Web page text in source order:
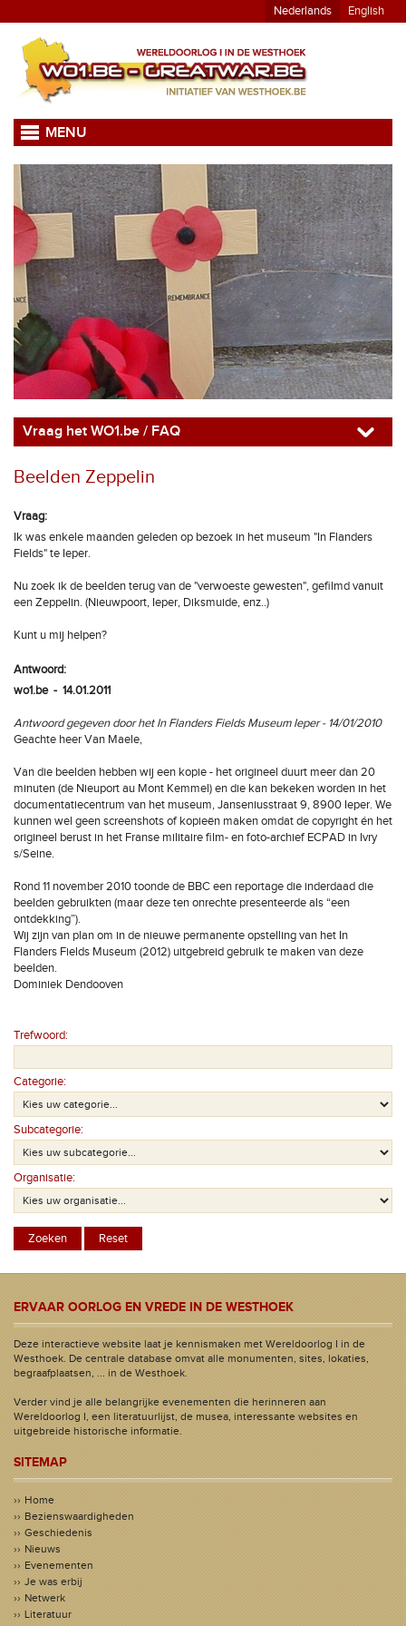
Nederlands English
MENU
Vraag het WO1.be / FAQ
Beelden Zeppelin
Vraag:
Ik was enkele maanden geleden op bezoek in het museum "In Flanders
Fields" te Ieper.
Nu zoek ik de beelden terug van de "verwoeste gewesten", gefilmd vanuit
een Zeppelin. (Nieuwpoort, Ieper, Diksmuide, enz..)
Kunt u mij helpen?
Antwoord:
wo1.be - 14.01.2011
Antwoord gegeven door het In Flanders Fields Museum Ieper - 14/01/2010
Geachte heer Van Maele,
Van die beelden hebben wij een kopie - het origineel duurt meer dan 20
minuten (de Nieuport au Mont Kemmel) en die kan bekeken worden in het
documentatiecentrum van het museum, Janseniusstraat 9, 8900 Ieper. We
kunnen wel geen screenshots of kopieën maken omdat de copyright én het
origineel berust in het Franse militaire film- en foto-archief ECPAD in Ivry
s/Seine.
Rond 11 november 2010 toonde de BBC een reportage die inderdaad die
beelden gebruikten (maar deze ten onrechte presenteerde als “een
ontdekking”).
Wij zijn van plan om in de nieuwe permanente opstelling van het In
Flanders Fields Museum (2012) uitgebreid gebruik te maken van deze
beelden.
Dominiek Dendooven
Trefwoord:
Categorie:
Subcategorie:
Organisatie:
ERVAAR OORLOG EN VREDE IN DE WESTHOEK
Deze interactieve website laat je kennismaken met Wereldoorlog I in de
Westhoek. De centrale database omvat alle monumenten, sites, lokaties,
begraafplaatsen, ... in de Westhoek.
Verder vind je alle belangrijke evenementen die herinneren aan
Wereldoorlog I, een literatuurlijst, de musea, interessante websites en
uitgebreide historische informatie.
SITEMAP
Home
Bezienswaardigheden
Geschiedenis
Nieuws
Evenementen
Je was erbij
Netwerk
Literatuur